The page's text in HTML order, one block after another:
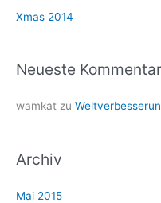
Xmas 2014
Neueste
wamkat zu
Archiv
Mai 2015